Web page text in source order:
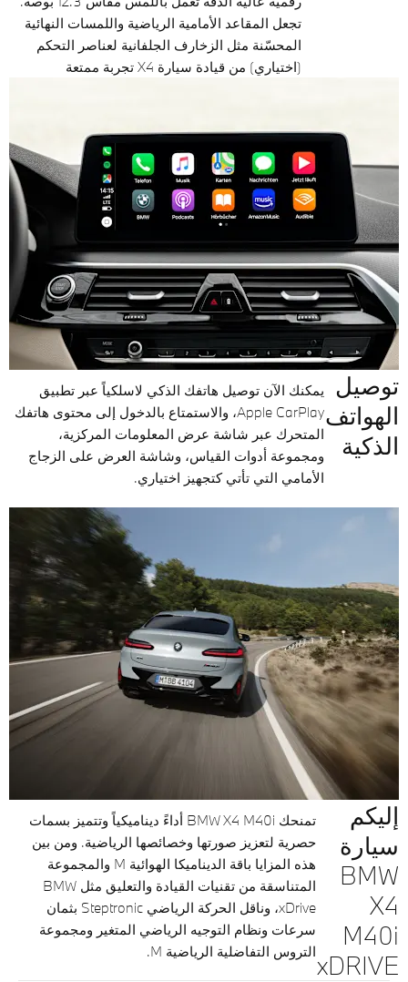
تجعل المقاعد الأمامية الرياضية واللمسات النهائية
المحسّنة مثل الزخارف الجلفانية لعناصر التحكم
(اختياري) من قيادة سيارة X4 تجربة ممتعة
توصيل
الهواتف
الذكية
يمكنك الآن توصيل هاتفك الذكي لاسلكياً عبر تطبيق
Apple CarPlay، والاستمتاع بالدخول إلى محتوى هاتفك
المتحرك عبر شاشة عرض المعلومات المركزية،
ومجموعة أدوات القياس، وشاشة العرض على الزجاج
الأمامي التي تأتي كتجهيز اختياري.
إليكم
سيارة
BMW
X4
M40i
xDRIVE
تمنحك BMW X4 M40i أداءً ديناميكياً وتتميز بسمات
حصرية لتعزيز صورتها وخصائصها الرياضية. ومن بين
هذه المزايا باقة الديناميكا الهوائية M والمجموعة
المتناسقة من تقنيات القيادة والتعليق مثل BMW
xDrive، وناقل الحركة الرياضي Steptronic بثمان
سرعات ونظام التوجيه الرياضي المتغير ومجموعة
التروس التفاضلية الرياضية M.